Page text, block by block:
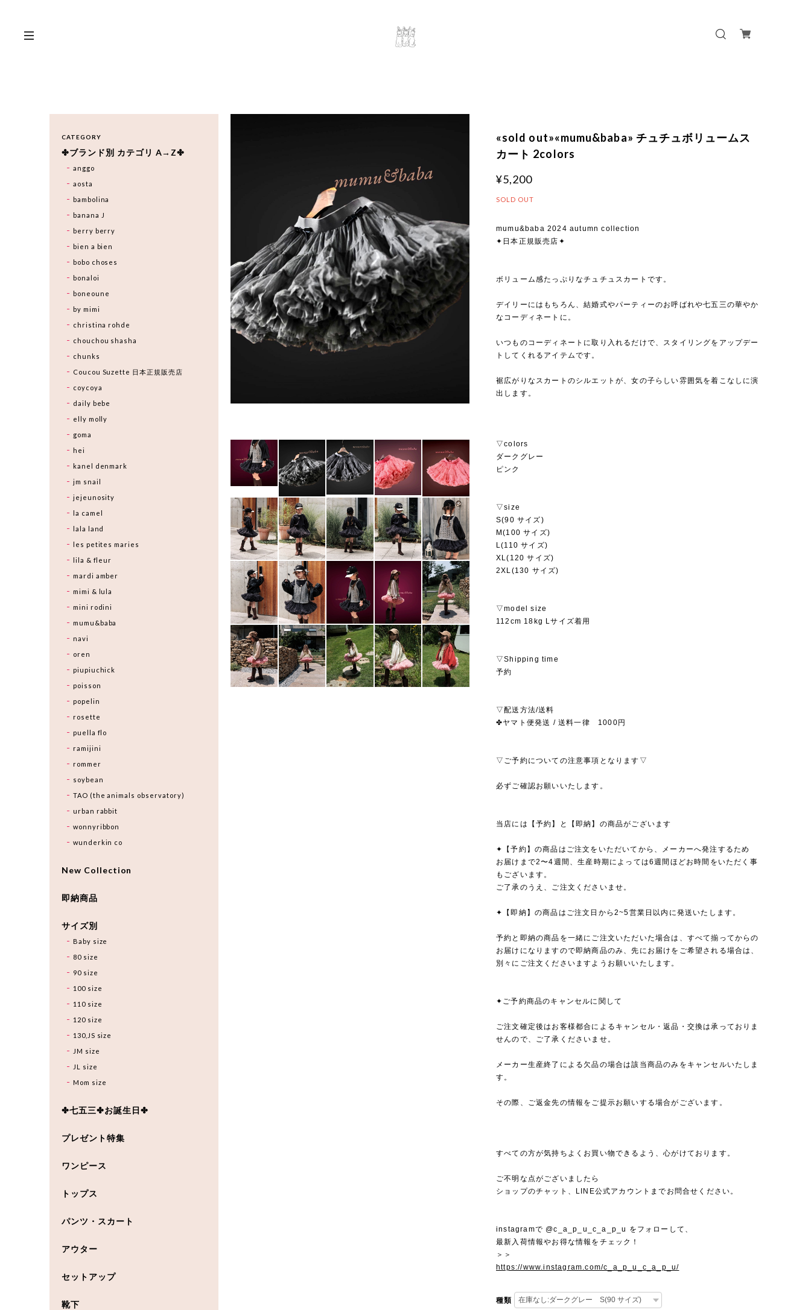
«sold out»«mumu&baba» チュチュボリュームス
カート 2colors
¥5,200
SOLD OUT
mumu&baba 2024 autumn collection
✦日本正規販売店✦
ボリューム感たっぷりなチュチュスカートです。
デイリーにはもちろん、結婚式やパーティーのお呼ばれや七五三の華やか
なコーディネートに。
いつものコーディネートに取り入れるだけで、スタイリングをアップデー
トしてくれるアイテムです。
裾広がりなスカートのシルエットが、女の子らしい雰囲気を着こなしに演
出します。
▽colors
ダークグレー
ピンク
▽size
S(90 サイズ)
M(100 サイズ)
L(110 サイズ)
XL(120 サイズ)
2XL(130 サイズ)
▽model size
112cm 18kg Lサイズ着用
▽Shipping time
予約
▽配送方法/送料
✤ヤマト便発送 / 送料一律 1000円
▽ご予約についての注意事項となります▽
必ずご確認お願いいたします。
当店には【予約】と【即納】の商品がございます
✦【予約】の商品はご注文をいただいてから、メーカーへ発注するため
お届けまで2〜4週間、生産時期によっては6週間ほどお時間をいただく事
もございます。
ご了承のうえ、ご注文くださいませ。
✦【即納】の商品はご注文日から2~5営業日以内に発送いたします。
予約と即納の商品を一緒にご注文いただいた場合は、すべて揃ってからの
お届けになりますので即納商品のみ、先にお届けをご希望される場合は、
別々にご注文くださいますようお願いいたします。
✦ご予約商品のキャンセルに関して
ご注文確定後はお客様都合によるキャンセル・返品・交換は承っておりま
せんので、ご了承くださいませ。
メーカー生産終了による欠品の場合は該当商品のみをキャンセルいたしま
す。
その際、ご返金先の情報をご提示お願いする場合がございます。
すべての方が気持ちよくお買い物できるよう、心がけております。
ご不明な点がございましたら
ショップのチャット、LINE公式アカウントまでお問合せください。
instagramで @c_a_p_u_c_a_p_u をフォローして、
最新入荷情報やお得な情報をチェック！
＞＞
https://www.instagram.com/c_a_p_u_c_a_p_u/
種類
CATEGORY
✤ブランド別 カテゴリ A→Z✤
anggo
aosta
bambolina
banana J
berry berry
bien a bien
bobo choses
bonaloi
boneoune
by mimi
christina rohde
chouchou shasha
chunks
Coucou Suzette 日本正規販売店
coycoya
daily bebe
elly molly
goma
hei
kanel denmark
jm snail
jejeunosity
la camel
lala land
les petites maries
lila & fleur
mardi amber
mimi & lula
mini rodini
mumu&baba
navi
oren
piupiuchick
poisson
popelin
rosette
puella flo
ramijini
rommer
soybean
TAO (the animals observatory)
urban rabbit
wonnyribbon
wunderkin co
New Collection
即納商品
サイズ別
Baby size
80 size
90 size
100 size
110 size
120 size
130,JS size
JM size
JL size
Mom size
✤七五三✤お誕生日✤
プレゼント特集
ワンピース
トップス
パンツ・スカート
アウター
セットアップ
靴下